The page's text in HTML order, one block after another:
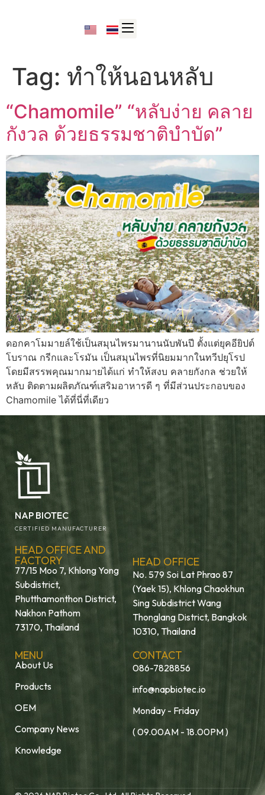
Tag: ทำให้นอนหลับ
“Chamomile” “หลับง่าย คลาย
กังวล ด้วยธรรมชาติบำบัด”
ดอกคาโมมายล์ใช้เป็นสมุนไพรมานานนับพันปี ตั้งแต่ยุคอียิปต์
โบราณ กรีกและโรมัน เป็นสมุนไพรที่นิยมมากในทวีปยุโรป
โดยมีสรรพคุณมากมายได้แก่ ทำให้สงบ คลายกังกล ช่วยให้
หลับ ติดตามผลิตภัณฑ์เสริมอาหารดี ๆ ที่มีส่วนประกอบของ
Chamomile ได้ที่นี่ที่เดียว
NAP BIOTEC
CERTIFIED MANUFACTURER
HEAD OFFICE AND
FACTORY
77/15 Moo 7, Khlong Yong
Subdistrict,
Phutthamonthon District,
Nakhon Pathom
73170, Thailand
HEAD OFFICE
No. 579 Soi Lat Phrao 87
(Yaek 15), Khlong Chaokhun
Sing Subdistrict Wang
Thonglang District, Bangkok
10310, Thailand
MENU
About Us
Products
OEM
Company News
Knowledge
CONTACT
086-7828856
info@napbiotec.io
Monday - Friday
( 09.00AM - 18.00PM )